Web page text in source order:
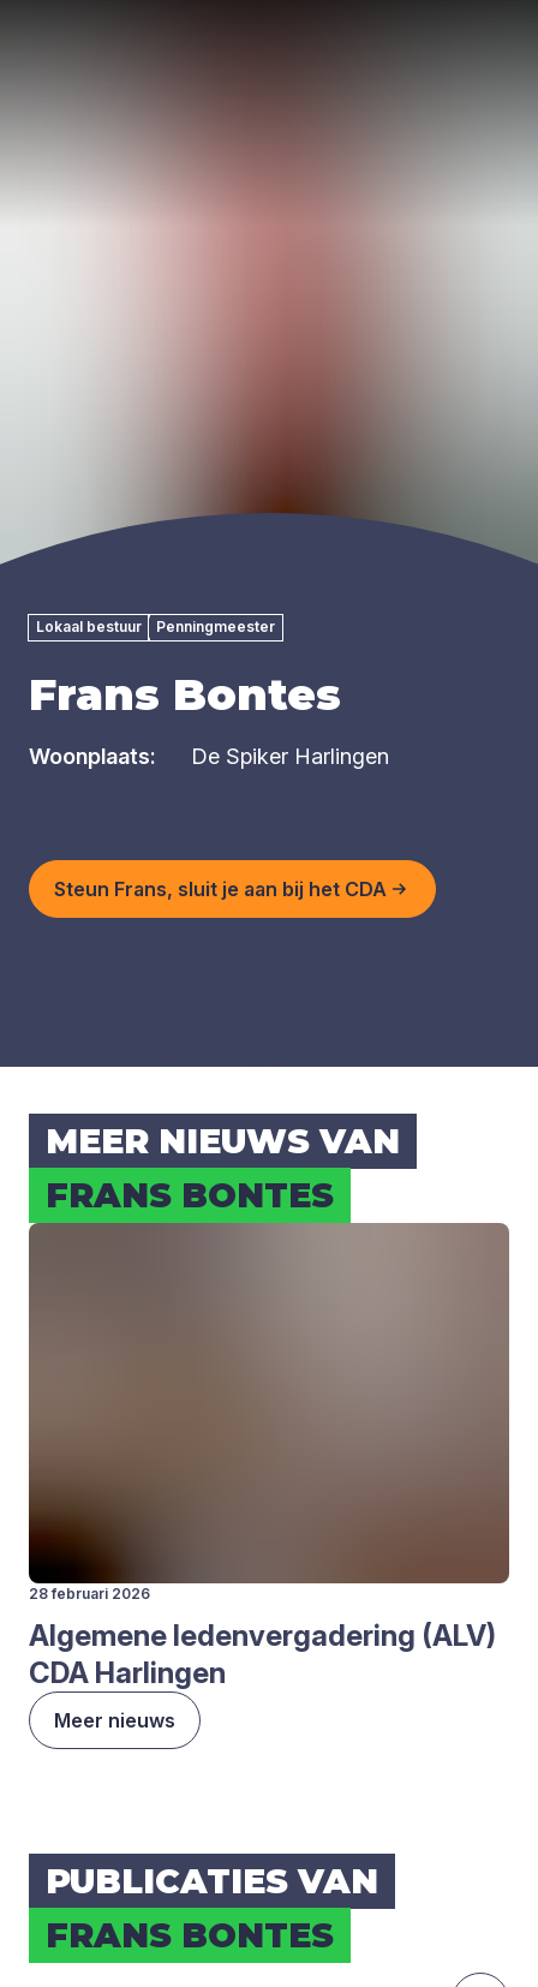
Lokaal bestuur Penningmeester
Frans Bontes
Woonplaats: De Spiker Harlingen
Steun Frans, sluit je aan bij het CDA
MEER NIEUWS VAN
FRANS BON­TES
28 februari 2026
Alge­me­ne leden­ver­ga­de­ring (ALV)
CDA Har­lin­gen
Meer nieuws
PUBLI­CA­TIES VAN
FRANS BON­TES